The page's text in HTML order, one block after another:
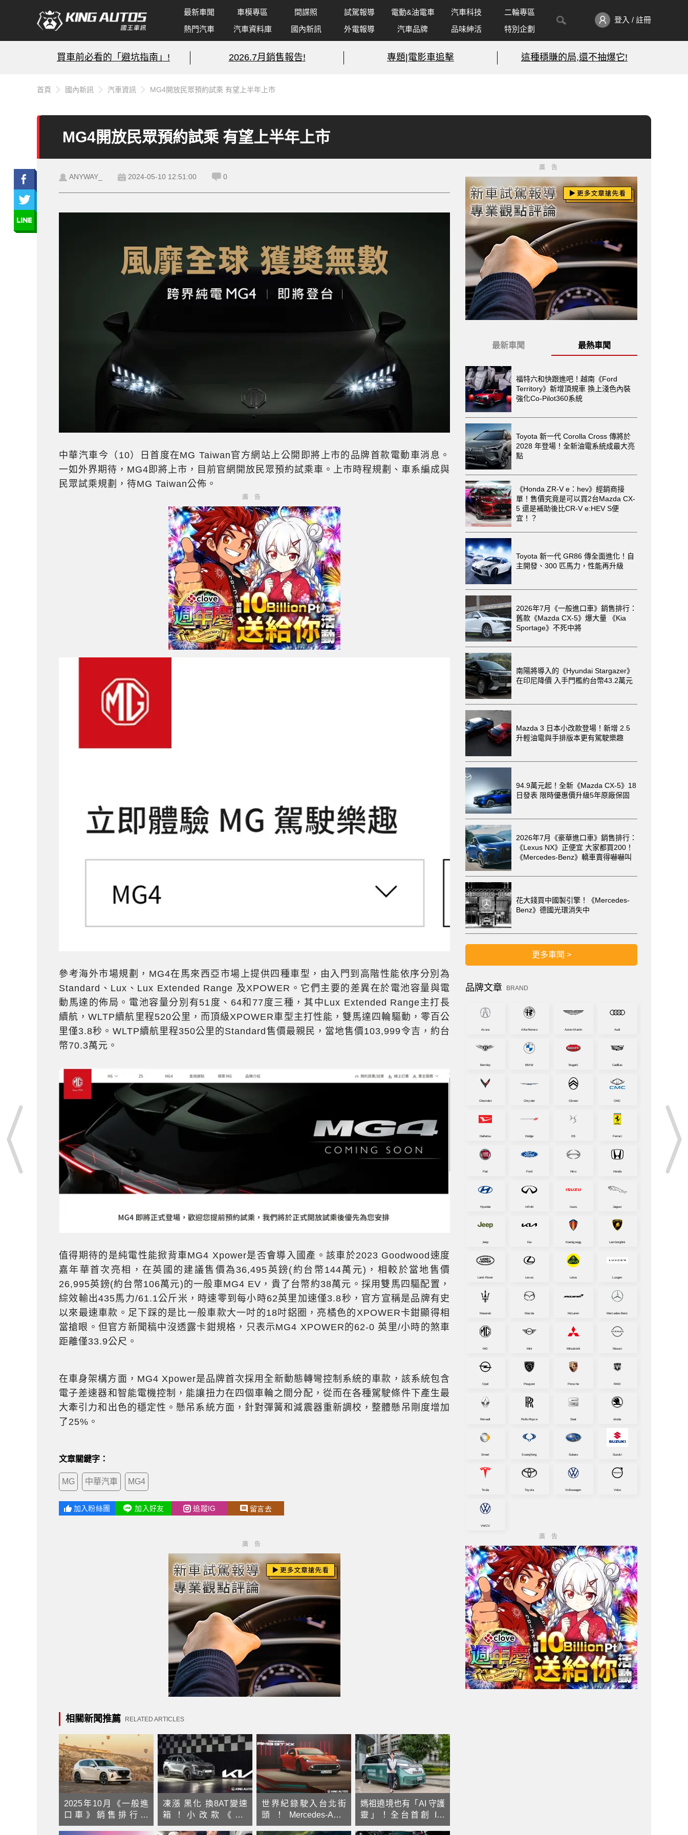
最新車聞 車模專區 間諜照 試駕報導 電動&油電車 汽車科技
二輪專區
熱門汽車
汽車資料庫 國內新訊 外電報導 汽車品牌 品味紳活 特別企劃
登入 / 註冊
買車前必看的「避坑指南」! 2026.7月銷售報告! 專題|電影車追擊 這種穩賺的局,還不抽爆它!
首頁 國內新訊 汽車資訊 MG4開放民眾預約試乘 有望上半年上市
MG4開放民眾預約試乘 有望上半年上市
ANYWAY_ 2024-05-10 12:51:00 0
中華汽車今（10）日首度在MG Taiwan官方網站上公開即將上市的品牌首款電動車消息。
一如外界期待，MG4即將上市，目前官網開放民眾預約試乘車。上市時程規劃、車系編成與
民眾試乘規劃，待MG Taiwan公佈。
廣告
參考海外市場規劃，MG4在馬來西亞市場上提供四種車型，由入門到高階性能依序分別為
Standard、Lux、Lux Extended Range 及XPOWER。它們主要的差異在於電池容量與電
動馬達的佈局。電池容量分別有51度、64和77度三種，其中Lux Extended Range主打長
續航，WLTP續航里程520公里，而頂級XPOWER車型主打性能，雙馬達四輪驅動，零百公
里僅3.8秒。WLTP續航里程350公里的Standard售價最親民，當地售價103,999令吉，約台
幣70.3萬元。
值得期待的是純電性能掀背車MG4 Xpower是否會導入國產。該車於2023 Goodwood速度
嘉年華首次亮相，在英國的建議售價為36,495英鎊(約台幣144萬元)，相較於當地售價
26,995英鎊(約台幣106萬元)的一般車MG4 EV，貴了台幣約38萬元。採用雙馬四驅配置，
綜效輸出435馬力/61.1公斤米，時速零到每小時62英里加速僅3.8秒，官方宣稱是品牌有史
以來最速車款。足下踩的是比一般車款大一吋的18吋鋁圈，亮橘色的XPOWER卡鉗顯得相
當搶眼。但官方新聞稿中沒透露卡鉗規格，只表示MG4 XPOWER的62-0 英里/小時的煞車
距離僅33.9公尺。
在車身架構方面，MG4 Xpower是品牌首次採用全新動態轉彎控制系統的車款，該系統包含
電子差速器和智能電機控制，能讓扭力在四個車輪之間分配，從而在各種駕駛條件下產生最
大牽引力和出色的穩定性。懸吊系統方面，針對彈簧和減震器重新調校，整體懸吊剛度增加
了25%。
文章關鍵字：
MG 中華汽車 MG4
加入粉絲團 加入好友 追蹤IG 留言去
廣告
相關新聞推薦 RELATED ARTICLES
2025年10月《一般進
口車》銷售排行：
Mazda CX-60成長7成
凍漲 黑化 換8AT變速
箱！小改款《Kia
Sportage》1.6T油車 單
世界紀錄駛入台北街
頭！Mercedes-AMG
CONCEPT GT XX 驚
媽祖遶境也有「AI 守護
靈」！全台首創 ID.
Buzz 電動指揮車 打造
廣告
最新車聞 最熱車聞
福特六和快跟進吧！越南《Ford
Territory》新增頂規車 換上淺色內裝
強化Co-Pilot360系統
Toyota 新一代 Corolla Cross 傳將於
2028 年登場！全新油電系統成最大亮
點
《Honda ZR-V e：hev》經銷商接
單！售價究竟是可以買2台Mazda CX-
5 還是補助後比CR-V e:HEV S便
宜！？
Toyota 新一代 GR86 傳全面進化！自
主開發、300 匹馬力，性能再升級
2026年7月《一般進口車》銷售排行：
舊款《Mazda CX-5》爆大量 《Kia
Sportage》不死中將
南陽將導入的《Hyundai Stargazer》
在印尼降價 入手門檻約台幣43.2萬元
Mazda 3 日本小改款登場！新增 2.5
升輕油電與手排版本更有駕駛樂趣
94.9萬元起！全新《Mazda CX-5》18
日發表 限時優惠價升級5年原廠保固
2026年7月《豪華進口車》銷售排行：
《Lexus NX》正便宜 大家都買200！
《Mercedes-Benz》轎車賣得嚇嚇叫
花大錢買中國製引擎！《Mercedes-
Benz》德國光環消失中
更多車聞 >
品牌文章 BRAND
Acura Alfa-Romeo Aston-Martin Audi
Bentley BMW Bugatti Cadillac
Chevrolet Chrysler Citroen CMC
Daihatsu Dodge DS Ferrari
Fiat Ford Hino Honda
Hyundai Infiniti Isuzu Jaguar
Jeep Kia Koenigsegg Lamborghini
Land-Rover Lexus Lotus Luxgen
Maserati Mazda McLaren Mercedes-Benz
MG Mini Mitsubishi Nissan
Opel Peugeot Porsche RAM
Renault Rolls-Royce Seat skoda
Smart SsangYong Subaru Suzuki
Tesla Toyota Volkswagen Volvo
VWCV
廣告